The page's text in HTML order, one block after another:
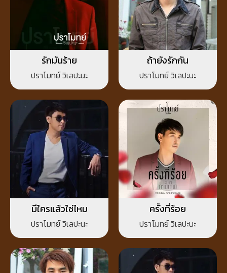
รักมันร้าย
ปราโมทย์ วิเลปะนะ
ถ้ายังรักกัน
ปราโมทย์ วิเลปะนะ
มีใครแล้วใช่ไหม
ปราโมทย์ วิเลปะนะ
ครั้งที่ร้อย
ปราโมทย์ วิเลปะนะ